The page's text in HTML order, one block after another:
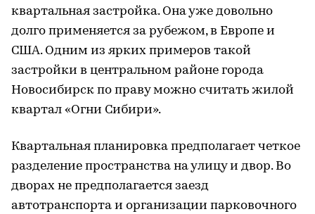
квартальная застройка. Она уже довольно
долго применяется за рубежом, в Европе и
США. Одним из ярких примеров такой
застройки в центральном районе города
Новосибирск по праву можно считать жилой
квартал «Огни Сибири».
Квартальная планировка предполагает четкое
разделение пространства на улицу и двор. Во
дворах не предполагается заезд
автотранспорта и организации парковочного